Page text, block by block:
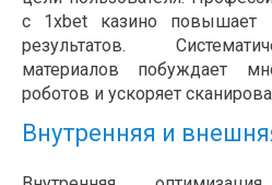
с 1xbet казино
результатов.
материалов побуждает
роботов и ускоряет
Внутренняя и